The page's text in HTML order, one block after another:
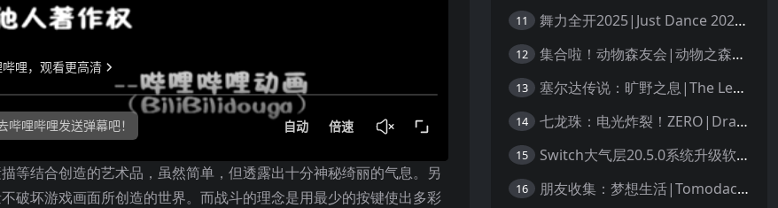
等结合创造的艺术品，虽然简单，但透露出十分神秘绮丽的气息。另
破坏游戏画面所创造的世界。而战斗的理念是用最少的按键使出多彩
11 舞力全开2025|Just Dance 2025中文
12 集合啦！动物森友会|动物之森|Animal Crossing: New Horizons中文
13 塞尔达传说：旷野之息|The Legend of Zelda: Breath of the Wild中文
14 七龙珠：电光炸裂！ZERO|Dragon Ball: Sparking! Zero中文
15 Switch大气层20.5.0系统升级软硬破通用教程
16 朋友收集：梦想生活|Tomodachi Life: Living the Dream中文